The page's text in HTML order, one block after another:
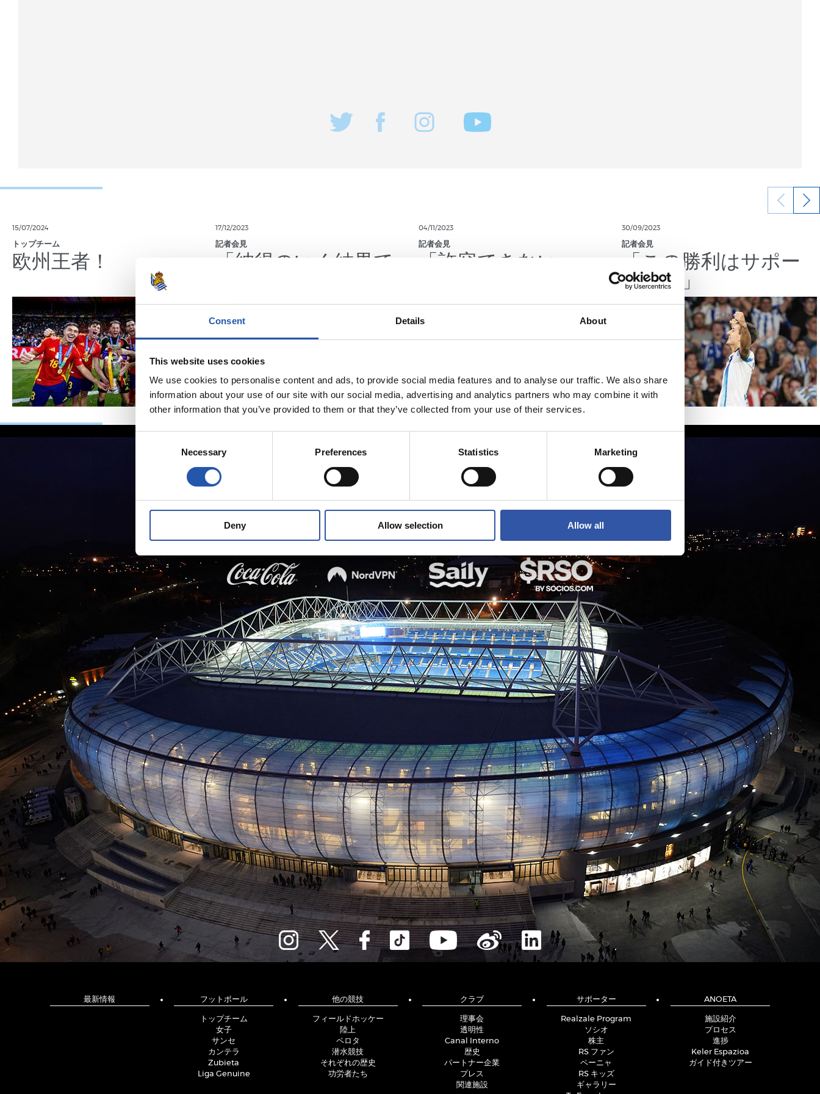
Consent Details About
This website uses cookies
We use cookies to personalise content and ads, to provide social media features and to analyse our traffic. We also share
information about your use of our site with our social media, advertising and analytics partners who may combine it with
other information that you’ve provided to them or that they’ve collected from your use of their services.
Consent
Necessary Preferences Statistics Marketing
Deny Allow selection Allow all
15/07/2024
トップチーム
欧州王者！
17/12/2023
記者会見
「納得のいく結果で
04/11/2023
記者会見
「許容できない」
30/09/2023
記者会見
「この勝利はサポー
ターに」
最新情報 フットボール
トップチーム
女子
サンセ
カンテラ
Zubieta
Liga Genuine
他の競技
フィールドホッケー
陸上
ペロタ
潜水競技
それぞれの歴史
功労者たち
クラブ
理事会
透明性
Canal Interno
歴史
パートナー企業
プレス
関連施設
サポーター
Realzale Program
ソシオ
株主
RS ファン
ペーニャ
RS キッズ
ギャラリー
ANOETA
施設紹介
プロセス
進捗
Keler Espazioa
ガイド付きツアー